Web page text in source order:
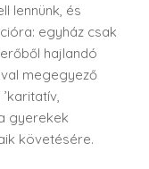
lennünk, és
egyház csak
hajlandó
megegyező
gyerekek
követésére.